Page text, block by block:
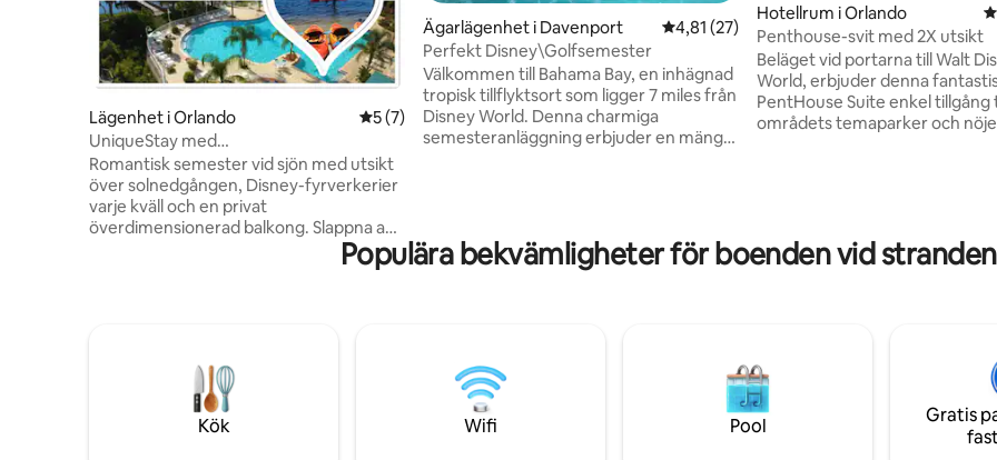
Lägenhet i Orlando 5 av 5 i genomsnittligt betyg, 7 omdömen
5 (7)
UniqueStay med
Lakeview/DisneyFireworks/WaterSports
Romantisk semester vid sjön med utsikt
över solnedgången, Disney-fyrverkerier
varje kväll och en privat
överdimensionerad balkong. Slappna av i
jacuzzin efter en dag i parkerna, njut av
cocktails vid poolen eller promenera
lugn tillflyktsort där magi möter vattnet –
perfekt för par. Outlet shopping bara
några minuter, restauranggrupper runt
omkring ger dig perfekta romantiska
Ägarlägenhet i Davenport 4,81 av 5 i genomsnittligt betyg, 27
4,81 (27)
Perfekt Disney\Golfsemester
Välkommen till Bahama Bay, en inhägnad
tropisk tillflyktsort som ligger 7 miles från
Disney World. Denna charmiga
semesteranläggning erbjuder en mängd
solnedgångar. Gäster kan utforska
vandringsleder och njuta av
och ett fitnesscenter.
Hotellrum i Orlando
Penthouse-svit med 2X utsikt
Beläget vid portarna till Walt
World, erbjuder denna
PentHouse Suite enkel tillgång
områdets temaparker och
balkonger, 1 för Sunrise @ East
för Sunset @ West side med
Populära bekvämligheter för boenden vid
Kök Wifi Pool
Gratis